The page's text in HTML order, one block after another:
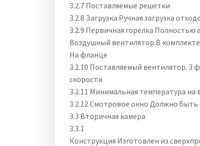
3.2.7 Поставляемые решетки
3.2.8 Загрузка Ручная загрузка
3.2.9 Первичная горелка Полностью
Воздушный вентилятор В
На фланце
3.2.10 Поставляемый вентилятор. 3
скорости
3.2.11 Минимальная температура на
3.2.12 Смотровое окно Должно
3.3 Вторичная камера
3.3.1
Конструкция Изготовлен из